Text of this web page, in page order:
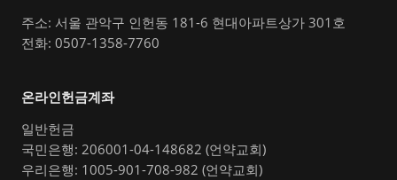
주소: 서울 관악구 인헌동 181-6 현대아파트상가 301호
전화: 0507-1358-7760
온라인헌금계좌
일반헌금
국민은행: 206001-04-148682 (언약교회)
우리은행: 1005-901-708-982 (언약교회)